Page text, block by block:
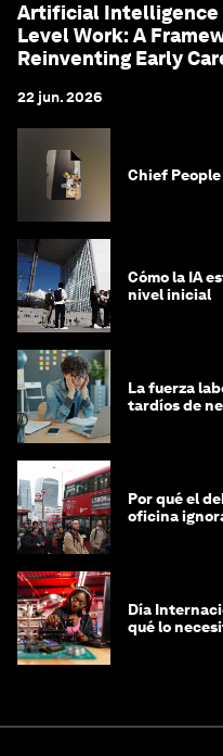
Artificial Intelligence
Level Work: A
Reinventing Early
22 jun. 2026
Chief
Cómo la IA
nivel inicial
La fuerza
tardíos de
Por qué el
oficina
Día
qué lo